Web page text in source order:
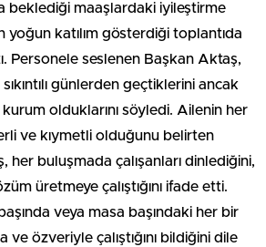
beklediği maaşlardaki iyileştirme
yoğun katılım gösterdiği toplantıda
Personele seslenen Başkan Aktaş,
günlerden geçtiklerini ancak
olduklarını söyledi. Ailenin her
ve kıymetli olduğunu belirten
her buluşmada çalışanları dinlediğini,
üretmeye çalıştığını ifade etti.
veya masa başındaki her bir
ve özveriyle çalıştığını bildiğini dile